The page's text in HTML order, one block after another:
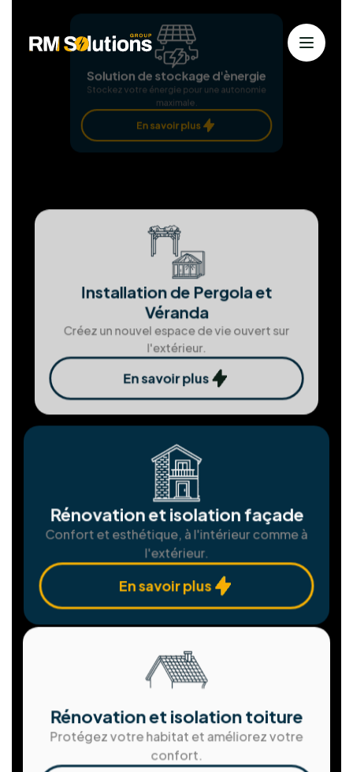
Nos services
Solutions solaires personnalisées
pourune énergie durable
Chez RM Solutions Group, nous exploitons les
énergies renouvelables pour bâtir un avenir
durable. Animés par la passion des solutions
propres et notre dévouement envers nos clients,
nous nous efforçons d'atteindre l'excellence à
chaque étape.
Installation Panneaux
photovoltaïques
Produisez votre propre électricité verte et
économisez.
En savoir plus
Assemblgae et installation de
châssis
Fenêtres et portes sur mesure pour une
En savoir plus